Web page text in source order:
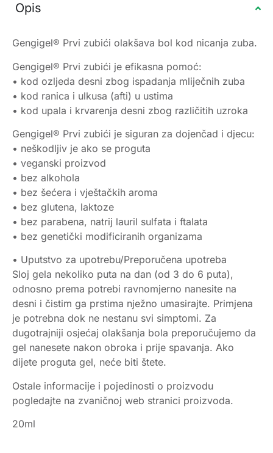
Opis
Gengigel® Prvi zubići olakšava bol kod nicanja zuba.
Gengigel® Prvi zubići je efikasna pomoć:
• kod ozljeda desni zbog ispadanja mliječnih zuba
• kod ranica i ulkusa (afti) u ustima
• kod upala i krvarenja desni zbog različitih uzroka
Gengigel® Prvi zubići je siguran za dojenčad i djecu:
• neškodljiv je ako se proguta
• veganski proizvod
• bez alkohola
• bez šećera i vještačkih aroma
• bez glutena, laktoze
• bez parabena, natrij lauril sulfata i ftalata
• bez genetički modificiranih organizama
• Uputstvo za upotrebu/Preporučena upotreba
Sloj gela nekoliko puta na dan (od 3 do 6 puta),
odnosno prema potrebi ravnomjerno nanesite na
desni i čistim ga prstima nježno umasirajte. Primjena
je potrebna dok ne nestanu svi simptomi. Za
dugotrajniji osjećaj olakšanja bola preporučujemo da
gel nanesete nakon obroka i prije spavanja. Ako
dijete proguta gel, neće biti štete.
Ostale informacije i pojedinosti o proizvodu
pogledajte na zvaničnoj web stranici proizvoda.
20ml